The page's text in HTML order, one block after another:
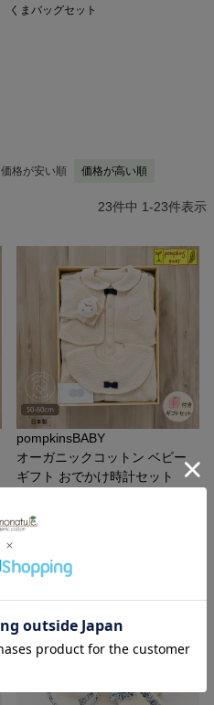
くまバッグセット
価格が安い順 価格が高い順
23件中 1-23件表示
pompkinsBABY
オーガニックコットン ベビー
ギフト おでかけ時計セット